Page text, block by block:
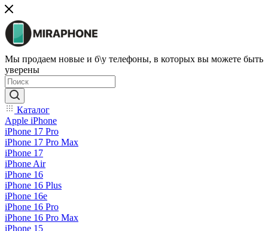
Мы продаем новые и б\у телефоны, в которых вы можете быть
уверены
Каталог
Apple iPhone
iPhone 17 Pro
iPhone 17 Pro Max
iPhone 17
iPhone Air
iPhone 16
iPhone 16 Plus
iPhone 16e
iPhone 16 Pro
iPhone 16 Pro Max
iPhone 15